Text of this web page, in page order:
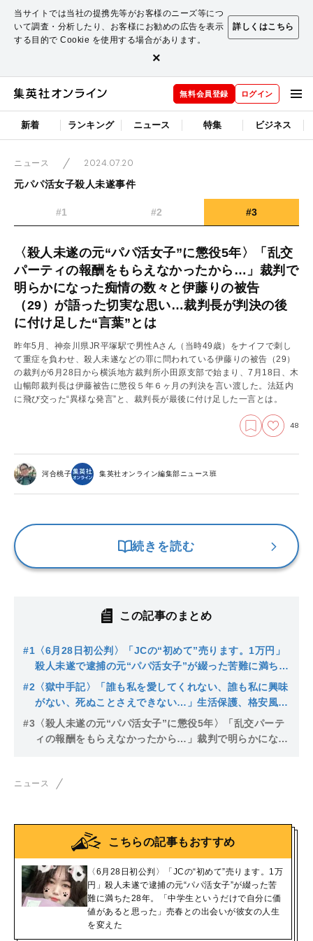
当サイトでは当社の提携先等がお客様のニーズ等につ
いて調査・分析したり、お客様にお勧めの広告を表示
する目的で Cookie を使用する場合があります。
詳しくはこちら
×
無料会員登録 ログイン
新着 ランキング ニュース 特集 ビジネス
ニュース
2024.07.20
元パパ活女子殺人未遂事件
#1 #2 #3
〈殺人未遂の元“パパ活女子”に懲役5年〉「乱交
パーティの報酬をもらえなかったから…」裁判で
明らかになった痴情の数々と伊藤りの被告
（29）が語った切実な思い…裁判長が判決の後
に付け足した“言葉”とは
昨年5月、神奈川県JR平塚駅で男性Aさん（当時49歳）をナイフで刺し
て重症を負わせ、殺人未遂などの罪に問われている伊藤りの被告（29）
の裁判が6月28日から横浜地方裁判所小田原支部で始まり、7月18日、木
山暢郎裁判長は伊藤被告に懲役５年６ヶ月の判決を言い渡した。法廷内
に飛び交った“異様な発言”と、裁判長が最後に付け足した一言とは。
48
河合桃子 集英社オンライン編集部ニュース班
続きを読む
この記事のまとめ
#1 〈6月28日初公判〉「JCの“初めて”売ります。1万円」
殺人未遂で逮捕の元“パパ活女子”が綴った苦難に満ちた
29年。「中学生というだけで自分に価値があると思っ
た」売春との出会いが彼女の人生を変えた
#2 〈獄中手記〉「誰も私を愛してくれない、誰も私に興味
がない、死ぬことさえできない…」生活保護、格安風
俗、売掛金の保証人、違法売春パーティ…陥った負のス
パイラル。元“パパ活女子”が伊藤りの被告が今思うこと
#3 〈殺人未遂の元“パパ活女子”に懲役5年〉「乱交パーテ
ィの報酬をもらえなかったから…」裁判で明らかになっ
ニュース
こちらの記事もおすすめ
〈6月28日初公判〉「JCの“初めて”売ります。1万
円」殺人未遂で逮捕の元“パパ活女子”が綴った苦
難に満ちた28年。「中学生というだけで自分に価
値があると思った」売春との出会いが彼女の人生
を変えた